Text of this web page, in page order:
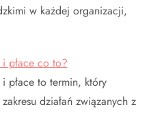
w każdej organizacji,
i płace co to?
i płace to termin, który
działań związanych z